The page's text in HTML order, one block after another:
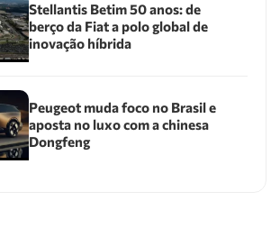
Stellantis Betim 50 anos: de
berço da Fiat a polo global de
inovação híbrida
Peugeot muda foco no Brasil e
aposta no luxo com a chinesa
Dongfeng